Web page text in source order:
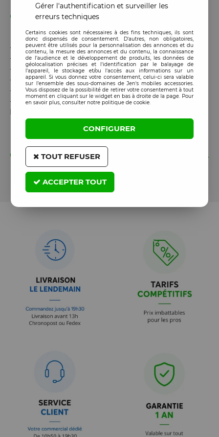
Caractéristiques :
- Modèle: RELIFE RL-717
-
Type: tournevis de précision
-
Tête: rotative (Rocket Head)
-
Embout: PCB+ 2.5
-
Manche: ergonomique, antidérapant
-
Utilisation : Réparation de cartes électroniques (PCB) -
Maintenance de cartes mères - Appareils électroniques
GARANTIE
Cet article est garanti 185 jours à partir de la date de
commande
Gérer l'authentification et surveiller les
erreurs techniques
Certains cookies sont nécessaires à des fins techniques, ils sont
donc dispensés de consentement. D'autres, non obligatoires,
peuvent être utilisés pour la personnalisation des annonces et du
contenu, la mesure des annonces et du contenu, la connaissance
de l'audience et le développement de produits, les données de
géolocalisation précises et l'identification par le balayage de
l'appareil, le stockage et/ou l'accès aux informations sur un
appareil. Si vous donnez votre consentement, celui-ci sera valable
sur l’ensemble des sous-domaines de Jen's mobiles accessories.
Vous disposez de la possibilité de retirer votre consentement à tout
moment en cliquant sur le widget en bas à droite de la page. Pour
en savoir plus, consulter notre politique de cookie.
CONFIGURER
TOUT REFUSER
ACCEPTER TOUT